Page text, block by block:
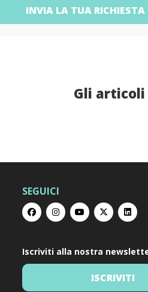
INVIA LA TUA RICHIESTA
Gli articoli
SEGUICI
Iscriviti alla nostra
ISCRIVITI